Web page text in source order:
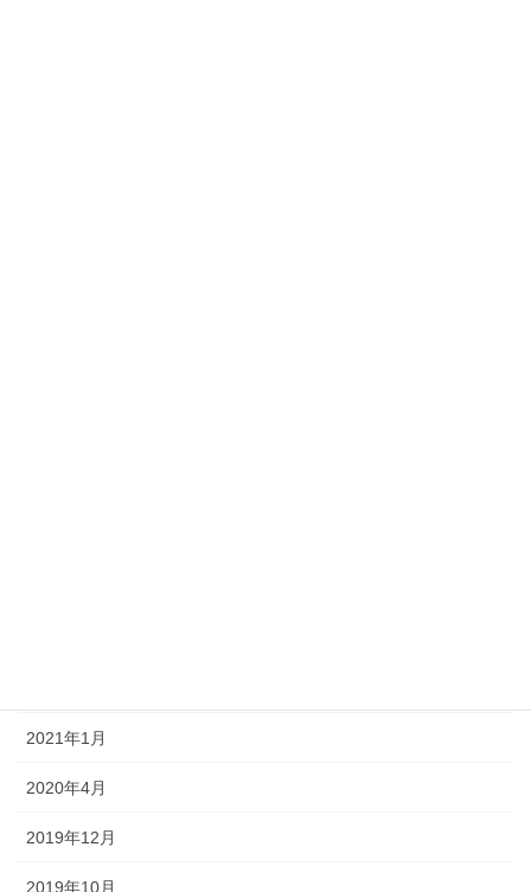
2021年1月
2020年4月
2019年12月
2019年10月